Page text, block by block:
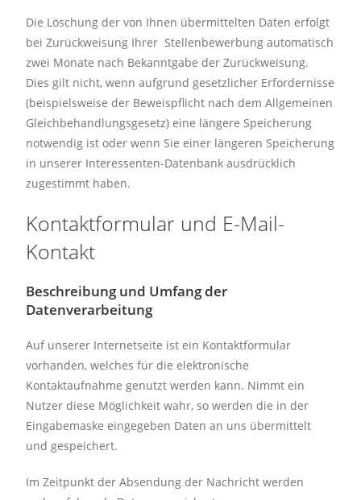
Die Löschung der von Ihnen übermittelten Daten erfolgt
bei Zurückweisung Ihrer Stellenbewerbung automatisch
zwei Monate nach Bekanntgabe der Zurückweisung.
Dies gilt nicht, wenn aufgrund gesetzlicher Erfordernisse
(beispielsweise der Beweispflicht nach dem Allgemeinen
Gleichbehandlungsgesetz) eine längere Speicherung
notwendig ist oder wenn Sie einer längeren Speicherung
in unserer Interessenten-Datenbank ausdrücklich
zugestimmt haben.
Kontaktformular und E-Mail-
Kontakt
Beschreibung und Umfang der
Datenverarbeitung
Auf unserer Internetseite ist ein Kontaktformular
vorhanden, welches für die elektronische
Kontaktaufnahme genutzt werden kann. Nimmt ein
Nutzer diese Möglichkeit wahr, so werden die in der
Eingabemaske eingegeben Daten an uns übermittelt
und gespeichert.
Im Zeitpunkt der Absendung der Nachricht werden